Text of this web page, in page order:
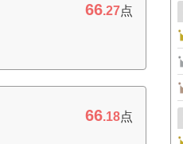
66.27点
66.18点